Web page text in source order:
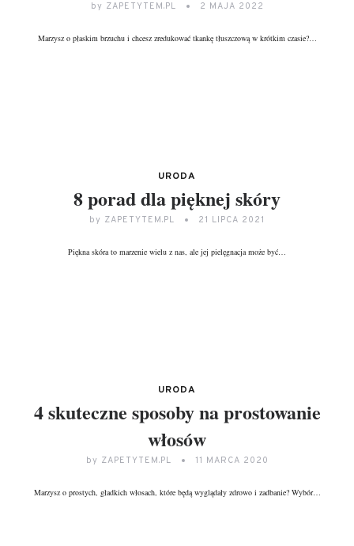
by ZAPETYTEM.PL 2 MAJA 2022
Marzysz o płaskim brzuchu i chcesz zredukować tkankę tłuszczową w krótkim czasie?…
URODA
8 porad dla pięknej skóry
by ZAPETYTEM.PL 21 LIPCA 2021
Piękna skóra to marzenie wielu z nas, ale jej pielęgnacja może być…
URODA
4 skuteczne sposoby na prostowanie
włosów
by ZAPETYTEM.PL 11 MARCA 2020
Marzysz o prostych, gładkich włosach, które będą wyglądały zdrowo i zadbanie? Wybór…